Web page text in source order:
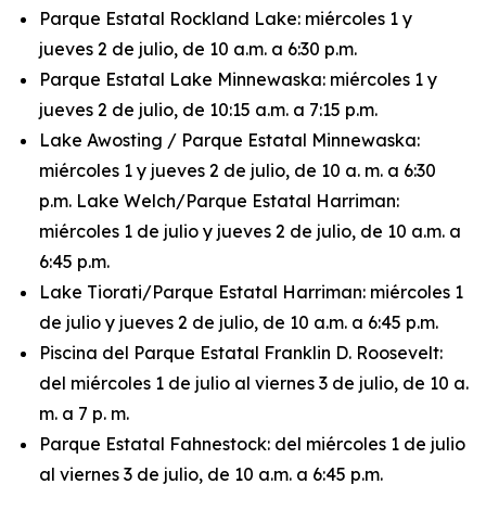
Parque Estatal Rockland Lake: miércoles 1 y
jueves 2 de julio, de 10 a.m. a 6:30 p.m.
Parque Estatal Lake Minnewaska: miércoles 1 y
jueves 2 de julio, de 10:15 a.m. a 7:15 p.m.
Lake Awosting / Parque Estatal Minnewaska:
miércoles 1 y jueves 2 de julio, de 10 a. m. a 6:30
p.m. Lake Welch/Parque Estatal Harriman:
miércoles 1 de julio y jueves 2 de julio, de 10 a.m. a
6:45 p.m.
Lake Tiorati/Parque Estatal Harriman: miércoles 1
de julio y jueves 2 de julio, de 10 a.m. a 6:45 p.m.
Piscina del Parque Estatal Franklin D. Roosevelt:
del miércoles 1 de julio al viernes 3 de julio, de 10 a.
m. a 7 p. m.
Parque Estatal Fahnestock: del miércoles 1 de julio
al viernes 3 de julio, de 10 a.m. a 6:45 p.m.